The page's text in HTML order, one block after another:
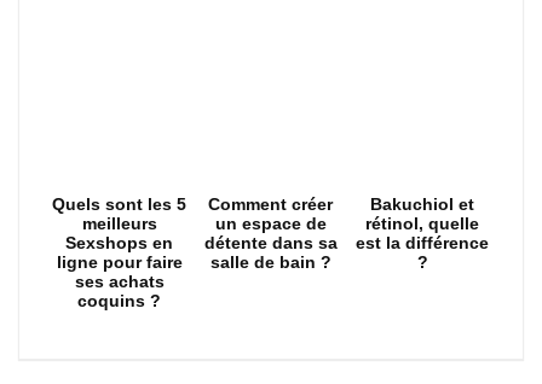
Quels sont les 5
meilleurs
Sexshops en
ligne pour faire
ses achats
coquins ?
Comment créer
un espace de
détente dans sa
salle de bain ?
Bakuchiol et
rétinol, quelle
est la différence
?